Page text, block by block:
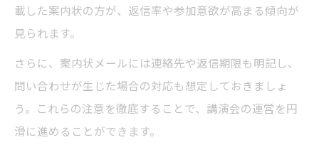
載した案内状の方が、返信率や参加意欲が高まる傾向が
見られます。
さらに、案内状メールには連絡先や返信期限も明記し、
問い合わせが生じた場合の対応も想定しておきましょ
う。これらの注意を徹底することで、講演会の運営を円
滑に進めることができます。